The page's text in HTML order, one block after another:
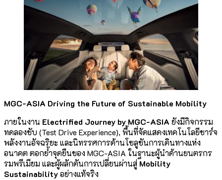
MGC-ASIA Driving the Future of Sustainable Mobility
ภายในงาน Electrified Journey by MGC-ASIA ยังมีกิจกรรม
ทดลองขับ (Test Drive Experience), พื้นที่จัดแสดงเทคโนโลยีชาร์จ
พลังงานอัจฉริยะ และนิทรรศการด้านโซลูชันการเดินทางแห่ง
อนาคต ตอกย้ำจุดยืนของ MGC-ASIA ในฐานะผู้นำด้านยนตรกร
รมพรีเมียม และผู้ผลักดันการเปลี่ยนผ่านสู่ Mobility
Sustainabilityอย่างแท้จริง